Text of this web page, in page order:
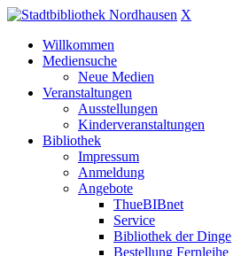
X
Willkommen
Mediensuche
Neue Medien
Veranstaltungen
Ausstellungen
Kinderveranstaltungen
Bibliothek
Impressum
Anmeldung
Angebote
ThueBIBnet
Service
Bibliothek der Dinge
Bestellung Fernleihe